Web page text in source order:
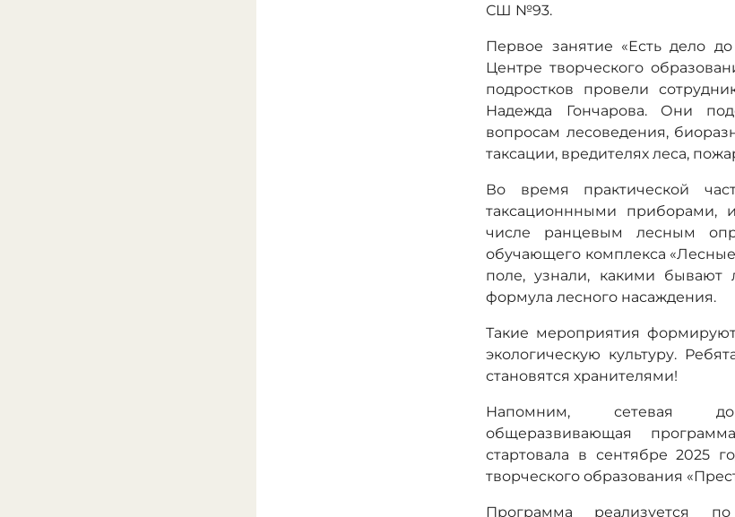
СШ №93.
Первое занятие «Есть дело
Центре творческого
подростков провели
Надежда Гончарова. Они
вопросам лесоведения,
таксации, вредителях леса,
Во время практической
таксационнными приборами,
числе ранцевым лесным
обучающего комплекса
поле, узнали, какими бывают
формула лесного насаждения.
Такие мероприятия
экологическую культуру.
становятся хранителями!
Напомним, сетевая
общеразвивающая
стартовала в сентябре 2025
творческого образования
Программа реализуется по